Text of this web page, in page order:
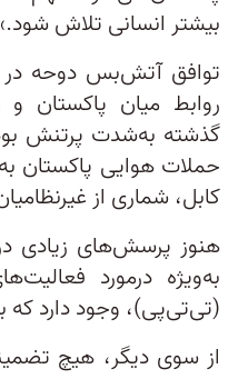
بیشتر انسانی تلاش
توافق آتش‌بس دوحه
روابط میان پاکستان
گذشته به‌شدت پرتنش
حملات هوایی پاکستان
کابل، شماری از
هنوز پرسش‌های زیادی
به‌‌ویژه درمورد
(تی‌تی‌پی)، وجود دارد
از سوی دیگر، هیچ